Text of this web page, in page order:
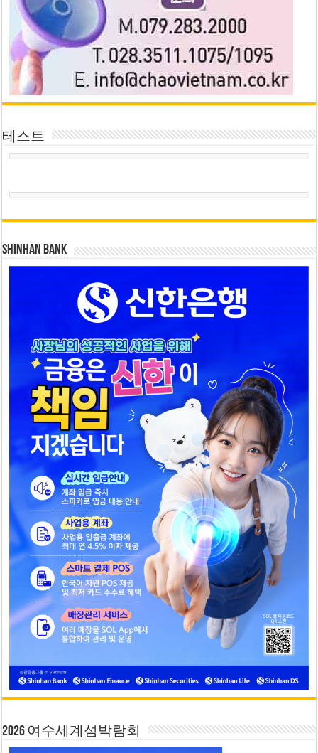
테스트
SHINHAN BANK
2026 여수세계섬박람회